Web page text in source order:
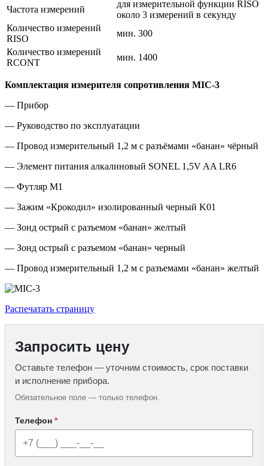
Частота измерений
для измерительной функции RISO
около 3 измерений в секунду
Количество измерений
RISO
мин. 300
Количество измерений
RCONT
мин. 1400
Комплектация измерителя сопротивления MIC-3
— Прибор
— Руководство по эксплуатации
— Провод измерительный 1,2 м с разъёмами «банан» чёрный
— Элемент питания алкалиновый SONEL 1,5V AA LR6
— Футляр М1
— Зажим «Крокодил» изолированный черный K01
— Зонд острый с разъемом «банан» желтый
— Зонд острый с разъемом «банан» черный
— Провод измерительный 1,2 м с разъемами «банан» желтый
Распечатать страницу
Запросить цену
Оставьте телефон — уточним стоимость, срок поставки
и исполнение прибора.
Обязательное поле — только телефон.
Телефон *